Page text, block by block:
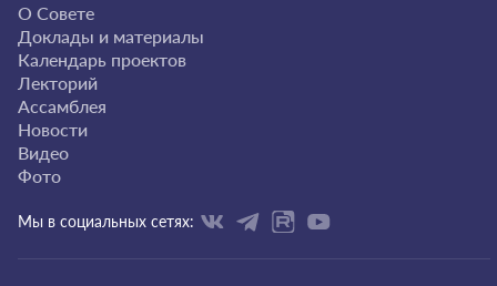
О Совете
Доклады и материалы
Календарь проектов
Лекторий
Ассамблея
Новости
Видео
Фото
Мы в социальных сетях: